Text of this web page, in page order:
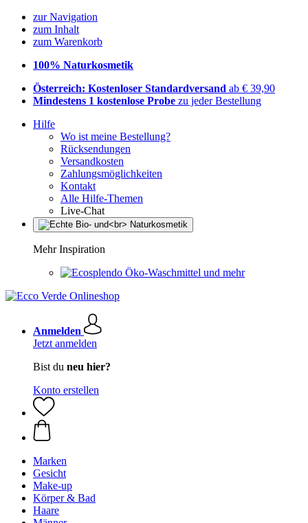
zur Navigation
zum Inhalt
zum Warenkorb
100% Naturkosmetik
Österreich: Kostenloser Standardversand ab € 39,90
Mindestens 1 kostenlose Probe zu jeder Bestellung
Hilfe
Wo ist meine Bestellung?
Rücksendungen
Versandkosten
Zahlungsmöglichkeiten
Kontakt
Alle Hilfe-Themen
Live-Chat
Mehr Inspiration
Öko-Waschmittel und mehr
Anmelden
Jetzt anmelden
Bist du neu hier?
Konto erstellen
Marken
Gesicht
Make-up
Körper & Bad
Haare